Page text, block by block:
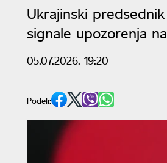
Ukrajinski
signale upozorenja
05.07.2026. 19:20
Podeli: